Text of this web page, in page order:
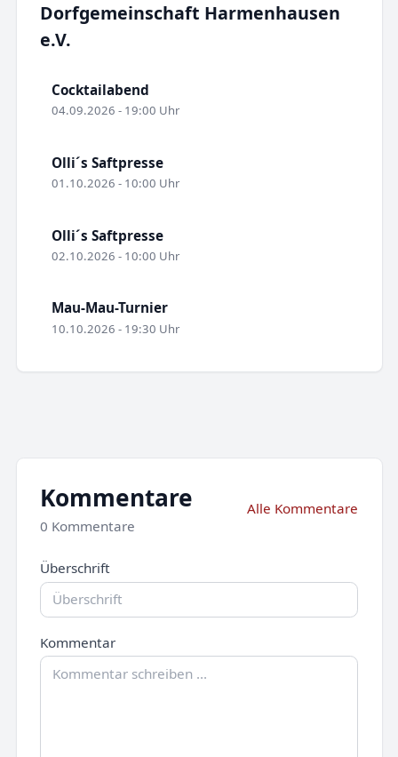
Dorfgemeinschaft Harmenhausen
e.V.
Cocktailabend
04.09.2026 - 19:00 Uhr
Olli´s Saftpresse
01.10.2026 - 10:00 Uhr
Olli´s Saftpresse
02.10.2026 - 10:00 Uhr
Mau-Mau-Turnier
10.10.2026 - 19:30 Uhr
Kommentare
0 Kommentare
Alle Kommentare
Überschrift
Kommentar